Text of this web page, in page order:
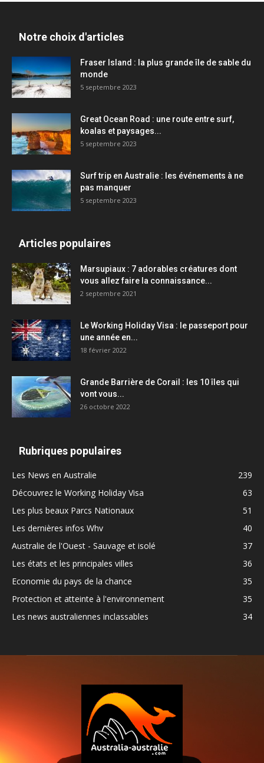
Notre choix d'articles
Fraser Island : la plus grande île de sable du
monde
5 septembre 2023
Great Ocean Road : une route entre surf,
koalas et paysages...
5 septembre 2023
Surf trip en Australie : les événements à ne
pas manquer
5 septembre 2023
Articles populaires
Marsupiaux : 7 adorables créatures dont
vous allez faire la connaissance...
2 septembre 2021
Le Working Holiday Visa : le passeport pour
une année en...
18 février 2022
Grande Barrière de Corail : les 10 îles qui
vont vous...
26 octobre 2022
Rubriques populaires
Les News en Australie
239
Découvrez le Working Holiday Visa
63
Les plus beaux Parcs Nationaux
51
Les dernières infos Whv
40
Australie de l'Ouest - Sauvage et isolé
37
Les états et les principales villes
36
Economie du pays de la chance
35
Protection et atteinte à l'environnement
35
Les news australiennes inclassables
34